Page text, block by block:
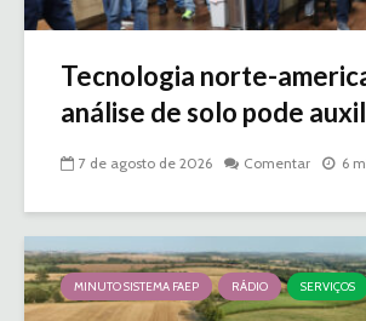
Tecnologia norte-
análise de solo pode
7 de agosto de 2026 Comentar 6
MINUTO SISTEMA FAEP RÁDIO SERVIÇOS